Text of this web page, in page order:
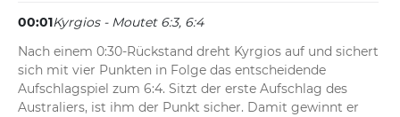
00:01Kyrgios - Moutet 6:3, 6:4
Nach einem 0:30-Rückstand dreht Kyrgios auf und sichert
sich mit vier Punkten in Folge das entscheidende
Aufschlagspiel zum 6:4. Sitzt der erste Aufschlag des
Australiers, ist ihm der Punkt sicher. Damit gewinnt er